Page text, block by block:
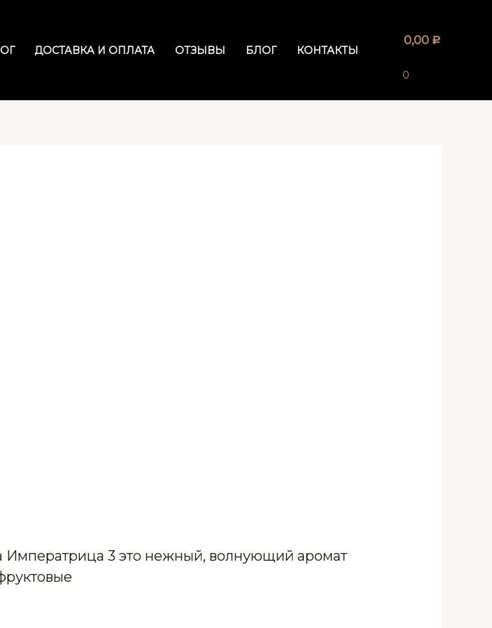
ДОСТАВКА И ОПЛАТА ОТЗЫВЫ БЛОГ КОНТАКТЫ
0,00 Р
0
3 это нежный, волнующий аромат